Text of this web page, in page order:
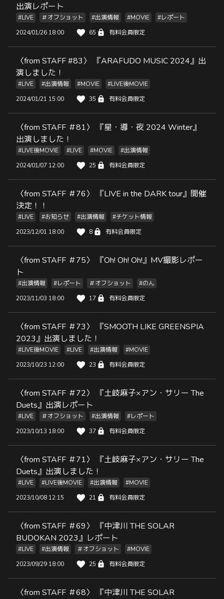
出演レポート
#LIVE ＃オフショット #出演情報 #MOVIE
#レポート
2024/01/26 18:00
65 有料会員限定
〈from STAFF #83〉 『ARAFUDO MUSIC 2024』出
演しました！
#LIVE #出演情報 #MOVIE
#LIVE後MOVIE
2024/01/21 15:00
35 有料会員限定
〈from STAFF ＃81〉 『星・導・夜 2024 Winter』
出演しました！
#LIVE後MOVIE #LIVE #MOVIE
#出演情報
2024/01/07 12:00
25 有料会員限定
〈from STAFF ＃76〉 『LIVE in the DARK tour』開催
決定！！
#LIVE #お知らせ #出演情報
#チケット情報
2023/12/01 18:00
8 有料会員限定
〈from STAFF ＃75〉 『Oh! Oh! Oh!』MV撮影レポー
ト
#出演情報 #レポート ＃オフショット
#のん
2023/11/03 18:00
17 有料会員限定
〈from STAFF ＃73〉 『SMOOTH LIKE GREENSPIA
2023』出演しました！
#LIVE後MOVIE #LIVE #出演情報
#MOVIE
2023/10/23 12:00
23 有料会員限定
〈from STAFF ＃72〉 『土岐麻子×アン・サリー The
Duets』出演レポート
#LIVE ＃オフショット #出演情報
#レポート
2023/10/13 18:00
37 有料会員限定
〈from STAFF ＃71〉 『土岐麻子×アン・サリー The
Duets』出演しました！
#LIVE #LIVE後MOVIE #出演情報
#MOVIE
2023/10/08 12:15
21 有料会員限定
〈from STAFF ＃69〉 『中津川 THE SOLAR
BUDOKAN 2023』レポート
#LIVE #出演情報 ＃オフショット
#MOVIE
2023/09/29 18:00
25 有料会員限定
〈from STAFF ＃68〉 『中津川 THE SOLAR